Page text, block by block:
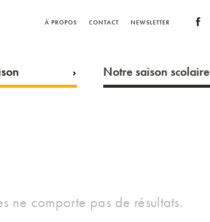
À PROPOS CONTACT NEWSLETTER
Notre saison scolaire
ne comporte pas de résultats.